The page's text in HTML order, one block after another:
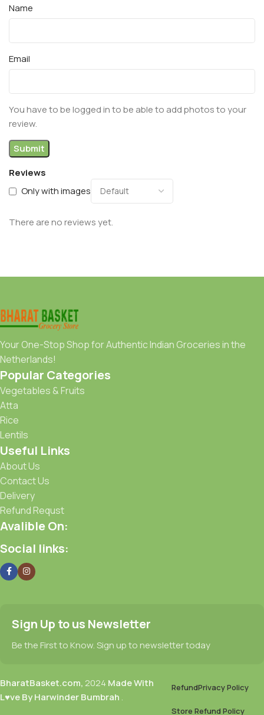
Reviews
Only with images
There are no reviews yet.
Name
Email
You have to be logged in to be able to add photos to your
review.
Your One-Stop Shop for Authentic Indian Groceries in the
Netherlands!
Popular Categories
Vegetables & Fruits
Atta
Rice
Lentils
Useful Links
About Us
Contact Us
Delivery
Refund Requst
Avalible On:
Social links:
Sign Up to us Newsletter
Be the First to Know. Sign up to newsletter today
BharatBasket.com, 2024 Made With
L♥ve By Harwinder Bumbrah .
RefundPrivacy Policy
Store Refund Policy